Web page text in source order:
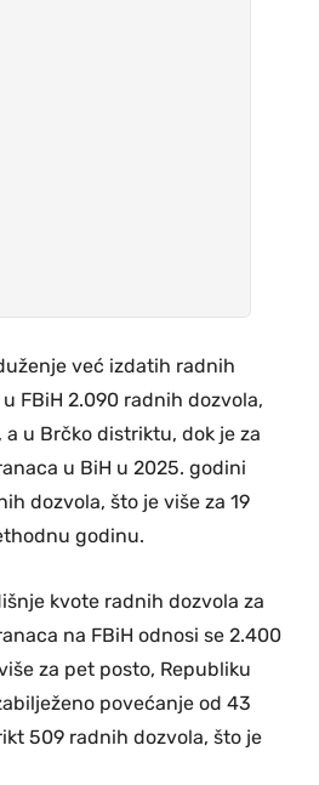
već izdatih radnih
FBiH 2.090 radnih dozvola,
u Brčko distriktu, dok je za
u BiH u 2025. godini
dozvola, što je više za 19
godinu.
kvote radnih dozvola za
na FBiH odnosi se 2.400
za pet posto, Republiku
povećanje od 43
509 radnih dozvola, što je